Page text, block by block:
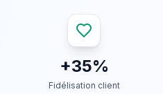
+35%
Fidélisation client